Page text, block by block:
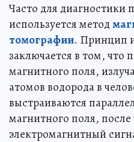
Часто для диагностики
используется метод
томографии. Принцип
заключается в том, что
магнитного поля,
атомов водорода в
выстраиваются
магнитного поля,
электромагнитный